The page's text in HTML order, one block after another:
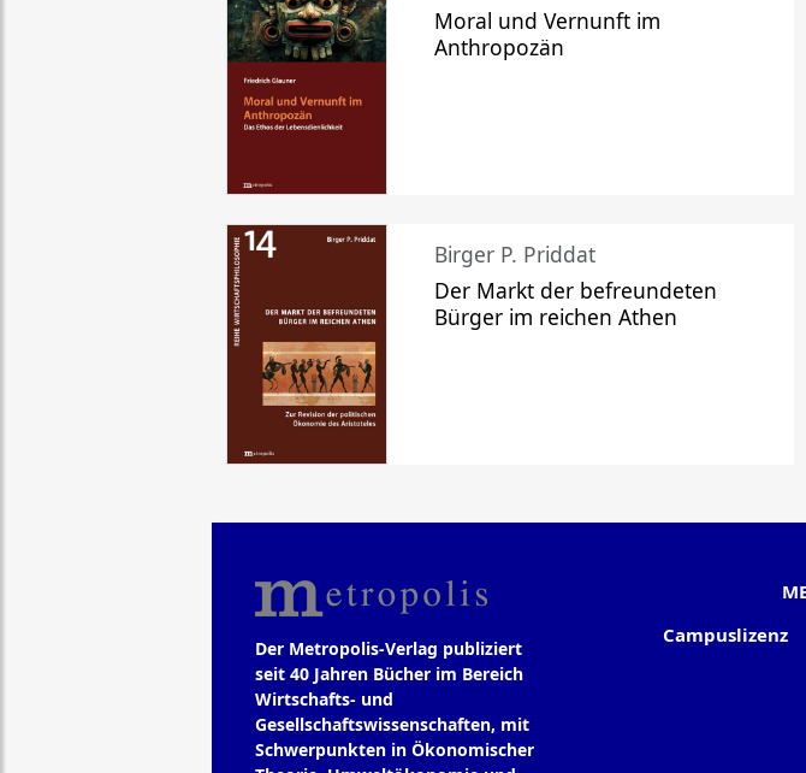
Moral und Vernunft im
Anthropozän
Birger P. Priddat
Der Markt der befreundeten
Bürger im reichen Athen
Der Metropolis-Verlag publiziert
seit 40 Jahren Bücher im Bereich
Wirtschafts- und
Gesellschaftswissenschaften, mit
Schwerpunkten in Ökonomischer
Campuslizenz